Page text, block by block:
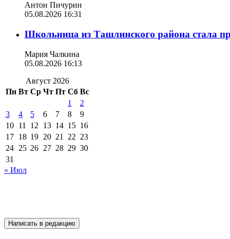
Антон Пичурин
05.08.2026 16:31
Школьница из Ташлинского района стала
Мария Чалкина
05.08.2026 16:13
Август 2026
Пн Вт Ср Чт Пт Сб Вс
1
2
3
4 5 6 7 8
9
10 11 12 13 14 15 16
17 18 19 20 21 22 23
24 25 26 27 28 29 30
31
« Июл
Написать в редакцию